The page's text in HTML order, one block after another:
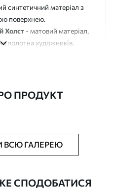
синтетичний матеріал з
поверхнею.
Холст - матовий матеріал,
полотна художників.
лакове покриття.
ПРОДУКТ
ВСЮ ГАЛЕРЕЮ
СПОДОБАТИСЯ